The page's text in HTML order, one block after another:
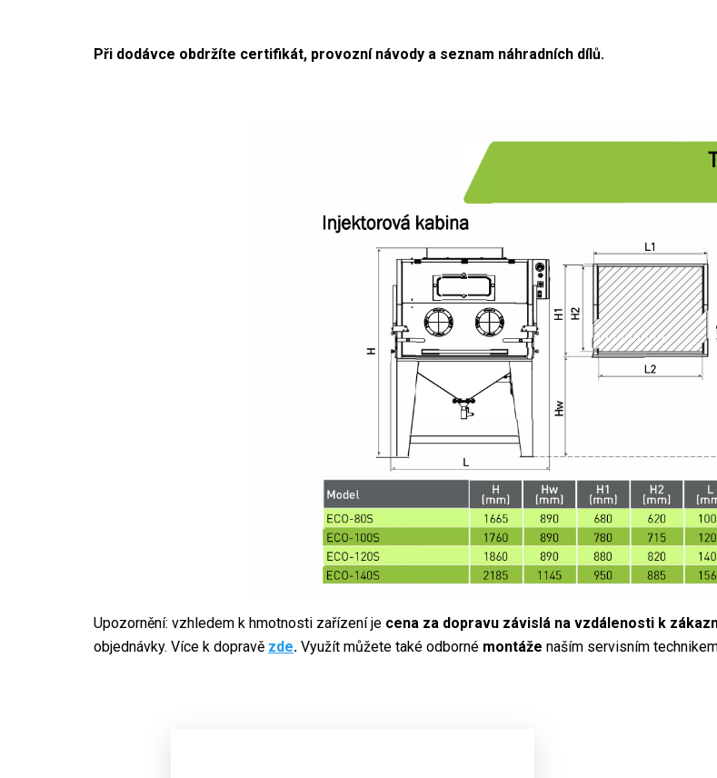
Při dodávce obdržíte certifikát, provozní návody a seznam náhradních dílů.
Upozornění: vzhledem k hmotnosti zařízení je cena za dopravu závislá na vzdálenosti k
objednávky. Více k dopravě zde. Využít můžete také odborné montáže naším servisním